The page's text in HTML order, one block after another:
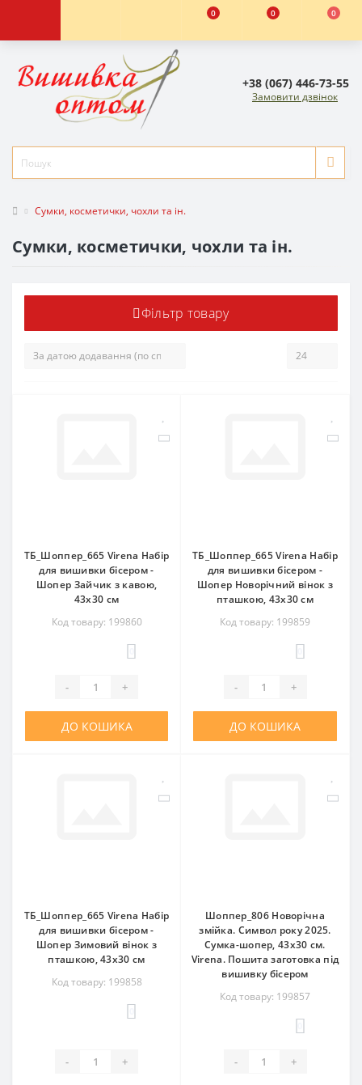
0 0 0
+38 (067) 446-73-55
Замовити дзвінок
Сумки, косметички, чохли та ін.
Сумки, косметички, чохли та ін.
Фільтр товару
ТБ_Шоппер_665 Virena Набір
для вишивки бісером -
Шопер Зайчик з кавою,
43x30 см
Код товару: 199860
- +
ДО КОШИКА
ТБ_Шоппер_665 Virena Набір
для вишивки бісером -
Шопер Новорічний вінок з
пташкою, 43x30 см
Код товару: 199859
- +
ДО КОШИКА
ТБ_Шоппер_665 Virena Набір
для вишивки бісером -
Шопер Зимовий вінок з
пташкою, 43x30 см
Код товару: 199858
- +
Шоппер_806 Новорічна
змійка. Символ року 2025.
Сумка-шопер, 43х30 см.
Virena. Пошита заготовка під
вишивку бісером
Код товару: 199857
- +